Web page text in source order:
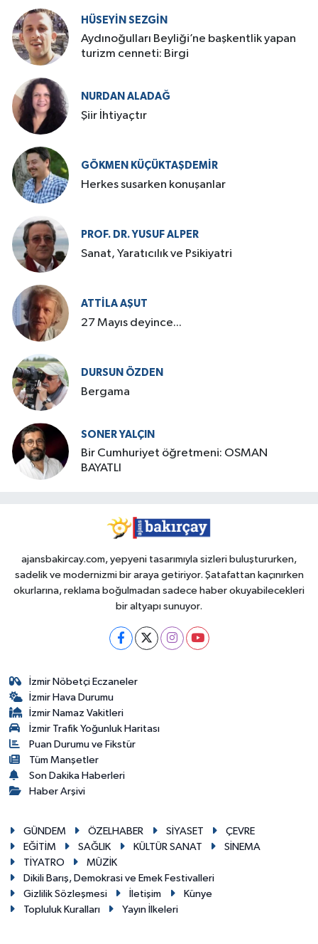
HÜSEYIN SEZGIN
Aydınoğulları Beyliği’ne başkentlik yapan
turizm cenneti: Birgi
NURDAN ALADAĞ
Şiir İhtiyaçtır
GÖKMEN KÜÇÜKTAŞDEMIR
Herkes susarken konuşanlar
PROF. DR. YUSUF ALPER
Sanat, Yaratıcılık ve Psikiyatri
ATTILA AŞUT
27 Mayıs deyince...
DURSUN ÖZDEN
Bergama
SONER YALÇIN
Bir Cumhuriyet öğretmeni: OSMAN
BAYATLI
ajansbakircay.com, yepyeni tasarımıyla sizleri buluştururken,
sadelik ve modernizmi bir araya getiriyor. Şatafattan kaçınırken
okurlarına, reklama boğulmadan sadece haber okuyabilecekleri
bir altyapı sunuyor.
İzmir Nöbetçi Eczaneler
İzmir Hava Durumu
İzmir Namaz Vakitleri
İzmir Trafik Yoğunluk Haritası
Puan Durumu ve Fikstür
Tüm Manşetler
Son Dakika Haberleri
Haber Arşivi
GÜNDEM ÖZELHABER SİYASET
ÇEVRE
EĞİTİM
SAĞLIK KÜLTÜR SANAT
SİNEMA
TİYATRO
MÜZİK
Dikili Barış, Demokrasi ve Emek Festivalleri
Gizlilik Sözleşmesi
İletişim
Künye
Topluluk Kuralları
Yayın İlkeleri